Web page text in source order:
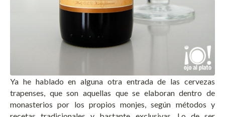
Ya he hablado en alguna otra entrada de las cervezas
trapenses, que son aquellas que se elaboran dentro de
monasterios por los propios monjes, según métodos y